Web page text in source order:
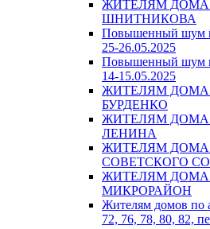
ЖИТЕЛЯМ ДОМА
ШНИТНИКОВА
Повышенный шум в
25-26.05.2025
Повышенный шум в
14-15.05.2025
ЖИТЕЛЯМ ДОМА
БУРДЕНКО
ЖИТЕЛЯМ ДОМА
ЛЕНИНА
ЖИТЕЛЯМ ДОМА
СОВЕТСКОГО
ЖИТЕЛЯМ ДОМА
МИКРОРАЙОН
Жителям домов по
72, 76, 78, 80, 82,